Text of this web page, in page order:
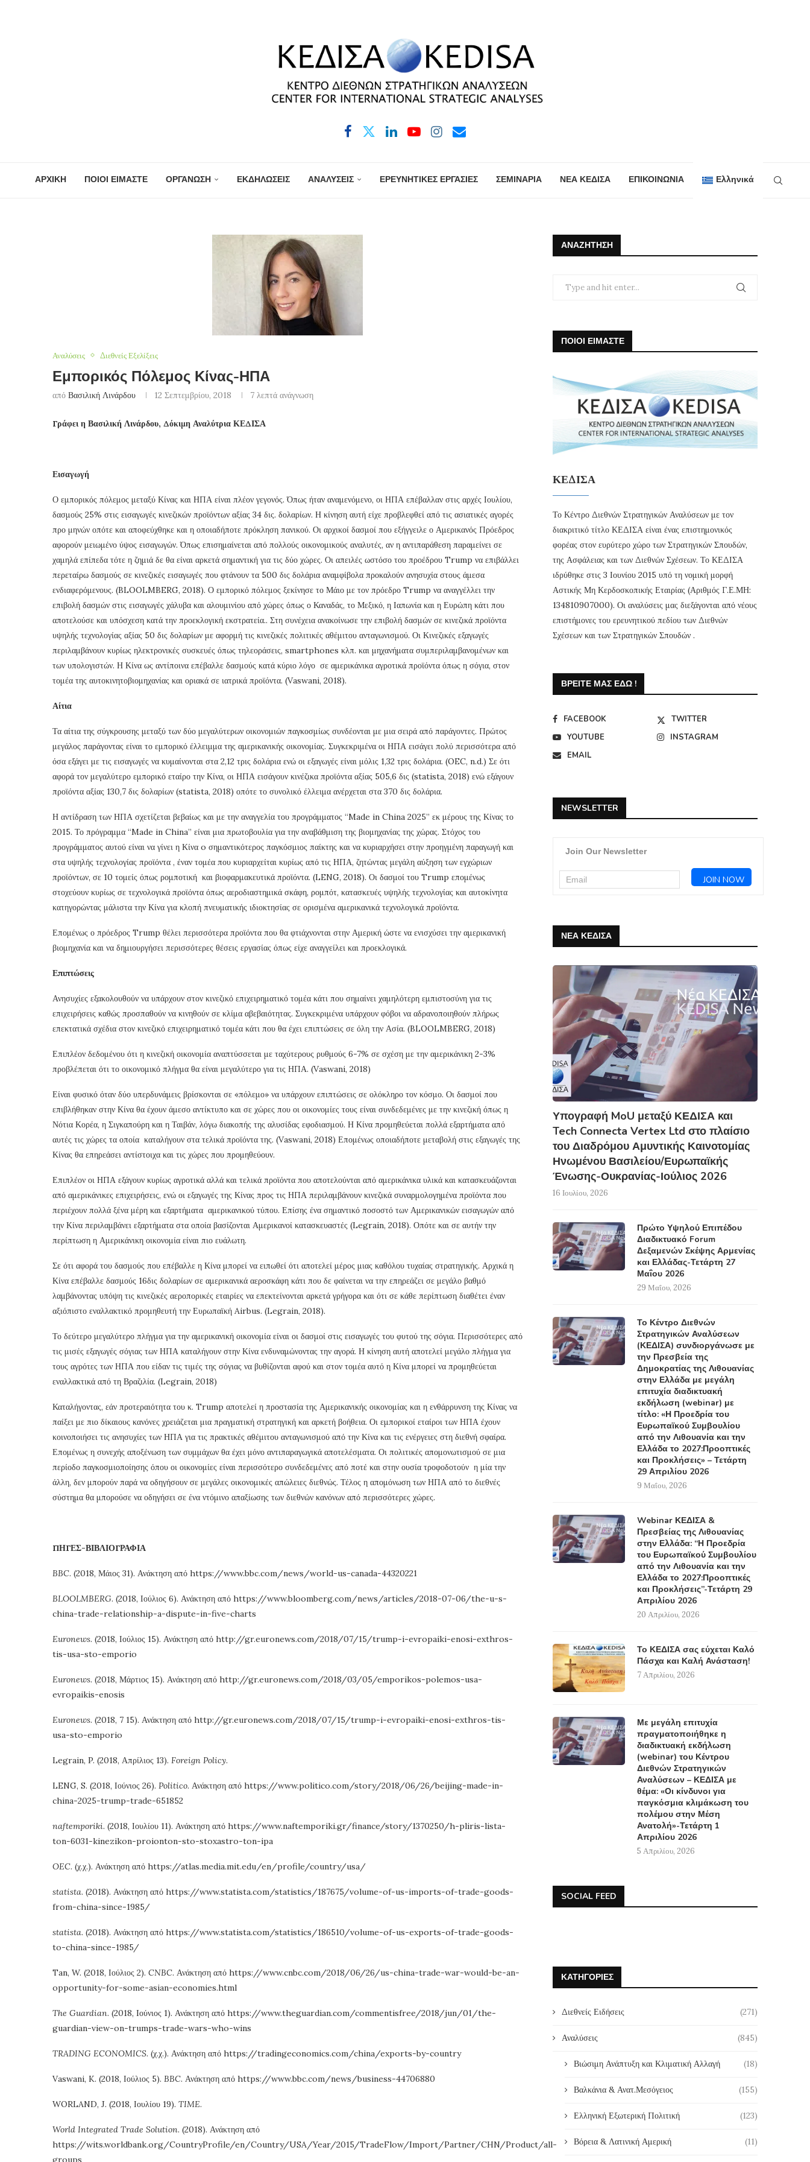
ΑΡΧΙΚΗ ΠΟΙΟΙ ΕΙΜΑΣΤΕ ΟΡΓΑΝΩΣΗ ΕΚΔΗΛΩΣΕΙΣ ΑΝΑΛΥΣΕΙΣ ΕΡΕΥΝΗΤΙΚΕΣ ΕΡΓΑΣΙΕΣ ΣΕΜΙΝΑΡΙΑ ΝΕΑ ΚΕΔΙΣΑ ΕΠΙΚΟΙΝΩΝΙΑ Ελληνικά
Αναλύσεις Διεθνείς Εξελίξεις
Εμπορικός Πόλεμος Κίνας-ΗΠΑ
από Βασιλική Λινάρδου 12 Σεπτεμβρίου, 2018 7 λεπτά ανάγνωση
Γράφει η Βασιλική Λινάρδου, Δόκιμη Αναλύτρια ΚΕΔΙΣΑ
Εισαγωγή
Ο εμπορικός πόλεμος μεταξύ Κίνας και ΗΠΑ είναι πλέον γεγονός. Όπως ήταν αναμενόμενο, οι ΗΠΑ επέβαλλαν στις αρχές Ιουλίου,
δασμούς 25% στις εισαγωγές κινεζικών προϊόντων αξίας 34 δις. δολαρίων. Η κίνηση αυτή είχε προβλεφθεί από τις ασιατικές αγορές
προ μηνών οπότε και αποφεύχθηκε και η οποιαδήποτε πρόκληση πανικού. Οι αρχικοί δασμοί που εξήγγειλε ο Αμερικανός Πρόεδρος
αφορούν μειωμένο ύψος εισαγωγών. Όπως επισημαίνεται από πολλούς οικονομικούς αναλυτές, αν η αντιπαράθεση παραμείνει σε
χαμηλά επίπεδα τότε η ζημιά δε θα είναι αρκετά σημαντική για τις δύο χώρες. Οι απειλές ωστόσο του προέδρου Trump να επιβάλλει
περεταίρω δασμούς σε κινεζικές εισαγωγές που φτάνουν τα 500 δις δολάρια αναμφίβολα προκαλούν ανησυχία στους άμεσα
ενδιαφερόμενους. (BLOOLMBERG, 2018). Ο εμπορικό πόλεμος ξεκίνησε το Μάιο με τον πρόεδρο Trump να αναγγέλλει την
επιβολή δασμών στις εισαγωγές χάλυβα και αλουμινίου από χώρες όπως ο Καναδάς, το Μεξικό, η Ιαπωνία και η Ευρώπη κάτι που
αποτελούσε και υπόσχεση κατά την προεκλογική εκστρατεία.. Στη συνέχεια ανακοίνωσε την επιβολή δασμών σε κινεζικά προϊόντα
υψηλής τεχνολογίας αξίας 50 δις δολαρίων με αφορμή τις κινεζικές πολιτικές αθέμιτου ανταγωνισμού. Οι Κινεζικές εξαγωγές
περιλαμβάνουν κυρίως ηλεκτρονικές συσκευές όπως τηλεοράσεις, smartphones κλπ. και μηχανήματα συμπεριλαμβανομένων και
των υπολογιστών. Η Κίνα ως αντίποινα επέβαλλε δασμούς κατά κύριο λόγο σε αμερικάνικα αγροτικά προϊόντα όπως η σόγια, στον
τομέα της αυτοκινητοβιομηχανίας και οριακά σε ιατρικά προϊόντα. (Vaswani, 2018).
Αίτια
Τα αίτια της σύγκρουσης μεταξύ των δύο μεγαλύτερων οικονομιών παγκοσμίως συνδέονται με μια σειρά από παράγοντες. Πρώτος
μεγάλος παράγοντας είναι το εμπορικό έλλειμμα της αμερικανικής οικονομίας. Συγκεκριμένα οι ΗΠΑ εισάγει πολύ περισσότερα από
όσα εξάγει με τις εισαγωγές να κυμαίνονται στα 2,12 τρις δολάρια ενώ οι εξαγωγές είναι μόλις 1,32 τρις δολάρια. (OEC, n.d.) Σε ότι
αφορά τον μεγαλύτερο εμπορικό εταίρο την Κίνα, οι ΗΠΑ εισάγουν κινέζικα προϊόντα αξίας 505,6 δις (statista, 2018) ενώ εξάγουν
προϊόντα αξίας 130,7 δις δολαρίων (statista, 2018) οπότε το συνολικό έλλειμα ανέρχεται στα 370 δις δολάρια.
Η αντίδραση των ΗΠΑ σχετίζεται βεβαίως και με την αναγγελία του προγράμματος “Made in China 2025” εκ μέρους της Κίνας το
2015. Το πρόγραμμα “Made in China” είναι μια πρωτοβουλία για την αναβάθμιση της βιομηχανίας της χώρας. Στόχος του
προγράμματος αυτού είναι να γίνει η Κίνα o σημαντικότερος παγκόσμιος παίκτης και να κυριαρχήσει στην προηγμένη παραγωγή και
στα υψηλής τεχνολογίας προϊόντα , έναν τομέα που κυριαρχείται κυρίως από τις ΗΠΑ, ζητώντας μεγάλη αύξηση των εγχώριων
προϊόντων, σε 10 τομείς όπως ρομποτική και βιοφαρμακευτικά προϊόντα. (LENG, 2018). Οι δασμοί του Trump επομένως
στοχεύουν κυρίως σε τεχνολογικά προϊόντα όπως αεροδιαστημικά σκάφη, ρομπότ, κατασκευές υψηλής τεχνολογίας και αυτοκίνητα
κατηγορώντας μάλιστα την Κίνα για κλοπή πνευματικής ιδιοκτησίας σε ορισμένα αμερικανικά τεχνολογικά προϊόντα.
Επομένως ο πρόεδρος Trump θέλει περισσότερα προϊόντα που θα φτιάχνονται στην Αμερική ώστε να ενισχύσει την αμερικανική
βιομηχανία και να δημιουργήσει περισσότερες θέσεις εργασίας όπως είχε αναγγείλει και προεκλογικά.
Επιπτώσεις
Ανησυχίες εξακολουθούν να υπάρχουν στον κινεζικό επιχειρηματικό τομέα κάτι που σημαίνει χαμηλότερη εμπιστοσύνη για τις
επιχειρήσεις καθώς προσπαθούν να κινηθούν σε κλίμα αβεβαιότητας. Συγκεκριμένα υπάρχουν φόβοι να αδρανοποιηθούν πλήρως
επεκτατικά σχέδια στον κινεζικό επιχειρηματικό τομέα κάτι που θα έχει επιπτώσεις σε όλη την Ασία. (BLOOLMBERG, 2018)
Επιπλέον δεδομένου ότι η κινεζική οικονομία αναπτύσσεται με ταχύτερους ρυθμούς 6-7% σε σχέση με την αμερικάνικη 2-3%
προβλέπεται ότι το οικονομικό πλήγμα θα είναι μεγαλύτερο για τις ΗΠΑ. (Vaswani, 2018)
Είναι φυσικό όταν δύο υπερδυνάμεις βρίσκονται σε «πόλεμο» να υπάρχουν επιπτώσεις σε ολόκληρο τον κόσμο. Οι δασμοί που
επιβλήθηκαν στην Κίνα θα έχουν άμεσο αντίκτυπο και σε χώρες που οι οικονομίες τους είναι συνδεδεμένες με την κινεζική όπως η
Νότια Κορέα, η Σιγκαπούρη και η Ταιβάν, λόγω διακοπής της αλυσίδας εφοδιασμού. Η Κίνα προμηθεύεται πολλά εξαρτήματα από
αυτές τις χώρες τα οποία καταλήγουν στα τελικά προϊόντα της. (Vaswani, 2018) Επομένως οποιαδήποτε μεταβολή στις εξαγωγές της
Κίνας θα επηρεάσει αντίστοιχα και τις χώρες που προμηθεύουν.
Επιπλέον οι ΗΠΑ εξάγουν κυρίως αγροτικά αλλά και τελικά προϊόντα που αποτελούνται από αμερικάνικα υλικά και κατασκευάζονται
από αμερικάνικες επιχειρήσεις, ενώ οι εξαγωγές της Κίνας προς τις ΗΠΑ περιλαμβάνουν κινεζικά συναρμολογημένα προϊόντα που
περιέχουν πολλά ξένα μέρη και εξαρτήματα αμερικανικού τύπου. Επίσης ένα σημαντικό ποσοστό των Αμερικανικών εισαγωγών από
την Κίνα περιλαμβάνει εξαρτήματα στα οποία βασίζονται Αμερικανοί κατασκευαστές (Legrain, 2018). Οπότε και σε αυτήν την
περίπτωση η Αμερικάνικη οικονομία είναι πιο ευάλωτη.
Σε ότι αφορά του δασμούς που επέβαλλε η Κίνα μπορεί να ειπωθεί ότι αποτελεί μέρος μιας καθόλου τυχαίας στρατηγικής. Αρχικά η
Κίνα επέβαλλε δασμούς 16δις δολαρίων σε αμερικανικά αεροσκάφη κάτι που δε φαίνεται να την επηρεάζει σε μεγάλο βαθμό
λαμβάνοντας υπόψη τις κινεζικές αεροπορικές εταιρίες να επεκτείνονται αρκετά γρήγορα και ότι σε κάθε περίπτωση διαθέτει έναν
αξιόπιστο εναλλακτικό προμηθευτή την Ευρωπαϊκή Airbus. (Legrain, 2018).
Το δεύτερο μεγαλύτερο πλήγμα για την αμερικανική οικονομία είναι οι δασμοί στις εισαγωγές του φυτού της σόγια. Περισσότερες από
τις μισές εξαγωγές σόγιας των ΗΠΑ καταλήγουν στην Κίνα ενδυναμώνοντας την αγορά. Η κίνηση αυτή αποτελεί μεγάλο πλήγμα για
τους αγρότες των ΗΠΑ που είδαν τις τιμές της σόγιας να βυθίζονται αφού και στον τομέα αυτό η Κίνα μπορεί να προμηθεύεται
εναλλακτικά από τη Βραζιλία. (Legrain, 2018)
Καταλήγοντας, εάν προτεραιότητα του κ. Trump αποτελεί η προστασία της Αμερικανικής οικονομίας και η ενθάρρυνση της Κίνας να
παίξει με πιο δίκαιους κανόνες χρειάζεται μια πραγματική στρατηγική και αρκετή βοήθεια. Οι εμπορικοί εταίροι των ΗΠΑ έχουν
κοινοποιήσει τις ανησυχίες των ΗΠΑ για τις πρακτικές αθέμιτου ανταγωνισμού από την Κίνα και τις ενέργειες στη διεθνή σφαίρα.
Επομένως η συνεχής αποξένωση των συμμάχων θα έχει μόνο αντιπαραγωγικά αποτελέσματα. Οι πολιτικές απομονωτισμού σε μια
περίοδο παγκοσμιοποίησης όπου οι οικονομίες είναι περισσότερο συνδεδεμένες από ποτέ και στην ουσία τροφοδοτούν η μία την
άλλη, δεν μπορούν παρά να οδηγήσουν σε μεγάλες οικονομικές απώλειες διεθνώς. Τέλος η απομόνωση των ΗΠΑ από το διεθνές
σύστημα θα μπορούσε να οδηγήσει σε ένα ντόμινο απαξίωσης των διεθνών κανόνων από περισσότερες χώρες.
ΠΗΓΕΣ-ΒΙΒΛΙΟΓΡΑΦΙΑ
BBC. (2018, Μάιος 31). Ανάκτηση από https://www.bbc.com/news/world-us-canada-44320221
BLOOLMBERG. (2018, Ιούλιος 6). Ανάκτηση από https://www.bloomberg.com/news/articles/2018-07-06/the-u-s-
china-trade-relationship-a-dispute-in-five-charts
Euronews. (2018, Ιούλιος 15). Ανάκτηση από http://gr.euronews.com/2018/07/15/trump-i-evropaiki-enosi-exthros-
tis-usa-sto-emporio
Euronews. (2018, Μάρτιος 15). Ανάκτηση από http://gr.euronews.com/2018/03/05/emporikos-polemos-usa-
evropaikis-enosis
Euronews. (2018, 7 15). Ανάκτηση από http://gr.euronews.com/2018/07/15/trump-i-evropaiki-enosi-exthros-tis-
usa-sto-emporio
Legrain, P. (2018, Απρίλιος 13). Foreign Policy.
LENG, S. (2018, Ιούνιος 26). Politico. Ανάκτηση από https://www.politico.com/story/2018/06/26/beijing-made-in-
china-2025-trump-trade-651852
naftemporiki. (2018, Ιουλίου 11). Ανάκτηση από https://www.naftemporiki.gr/finance/story/1370250/h-pliris-lista-
ton-6031-kinezikon-proionton-sto-stoxastro-ton-ipa
OEC. (χ.χ.). Ανάκτηση από https://atlas.media.mit.edu/en/profile/country/usa/
statista. (2018). Ανάκτηση από https://www.statista.com/statistics/187675/volume-of-us-imports-of-trade-goods-
from-china-since-1985/
statista. (2018). Ανάκτηση από https://www.statista.com/statistics/186510/volume-of-us-exports-of-trade-goods-
to-china-since-1985/
Tan, W. (2018, Ιούλιος 2). CNBC. Ανάκτηση από https://www.cnbc.com/2018/06/26/us-china-trade-war-would-be-an-
opportunity-for-some-asian-economies.html
The Guardian. (2018, Iούνιος 1). Ανάκτηση από https://www.theguardian.com/commentisfree/2018/jun/01/the-
guardian-view-on-trumps-trade-wars-who-wins
TRADING ECONOMICS. (χ.χ.). Ανάκτηση από https://tradingeconomics.com/china/exports-by-country
Vaswani, K. (2018, Ιούλιος 5). BBC. Ανάκτηση από https://www.bbc.com/news/business-44706880
WORLAND, J. (2018, Ιουλίου 19). TIME.
World Integrated Trade Solution. (2018). Ανάκτηση από
https://wits.worldbank.org/CountryProfile/en/Country/USA/Year/2015/TradeFlow/Import/Partner/CHN/Product/all-
groups
ΑΝΑΖΉΤΗΣΗ
ΠΟΙΟΙ ΕΙΜΑΣΤΕ
ΚΕΔΙΣΑ
Το Κέντρο Διεθνών Στρατηγικών Αναλύσεων με τον
διακριτικό τίτλο ΚΕΔΙΣΑ είναι ένας επιστημονικός
φορέας στον ευρύτερο χώρο των Στρατηγικών Σπουδών,
της Ασφάλειας και των Διεθνών Σχέσεων. Το ΚΕΔΙΣΑ
ιδρύθηκε στις 3 Ιουνίου 2015 υπό τη νομική μορφή
Αστικής Μη Κερδοσκοπικής Εταιρίας (Αριθμός Γ.Ε.ΜΗ:
134810907000). Οι αναλύσεις μας διεξάγονται από νέους
επιστήμονες του ερευνητικού πεδίου των Διεθνών
Σχέσεων και των Στρατηγικών Σπουδών .
ΒΡΕΊΤΕ ΜΑΣ ΕΔΏ !
FACEBOOK
TWITTER
YOUTUBE
INSTAGRAM
EMAIL
NEWSLETTER
Join Our Newsletter
ΝΕΑ ΚΕΔΙΣΑ
Υπογραφή MoU μεταξύ ΚΕΔΙΣΑ και
Tech Connecta Vertex Ltd στο πλαίσιο
του Διαδρόμου Αμυντικής Καινοτομίας
Ηνωμένου Βασιλείου/Ευρωπαϊκής
Ένωσης-Ουκρανίας-Ιούλιος 2026
16 Ιουλίου, 2026
Πρώτο Υψηλού Επιπέδου
Διαδικτυακό Forum
Δεξαμενών Σκέψης Αρμενίας
και Ελλάδας-Τετάρτη 27
Μαΐου 2026
29 Μαΐου, 2026
Το Κέντρο Διεθνών
Στρατηγικών Αναλύσεων
(ΚΕΔΙΣΑ) συνδιοργάνωσε με
την Πρεσβεία της
Δημοκρατίας της Λιθουανίας
στην Ελλάδα με μεγάλη
επιτυχία διαδικτυακή
εκδήλωση (webinar) με
τίτλο: «Η Προεδρία του
Ευρωπαϊκού Συμβουλίου
από την Λιθουανία και την
Ελλάδα το 2027:Προοπτικές
και Προκλήσεις» – Τετάρτη
29 Απριλίου 2026
9 Μαΐου, 2026
Webinar ΚΕΔΙΣΑ &
Πρεσβείας της Λιθουανίας
στην Ελλάδα: “Η Προεδρία
του Ευρωπαϊκού Συμβουλίου
από την Λιθουανία και την
Ελλάδα το 2027:Προοπτικές
και Προκλήσεις”-Τετάρτη 29
Απριλίου 2026
20 Απριλίου, 2026
Το ΚΕΔΙΣΑ σας εύχεται Καλό
Πάσχα και Καλή Ανάσταση!
7 Απριλίου, 2026
Με μεγάλη επιτυχία
πραγματοποιήθηκε η
διαδικτυακή εκδήλωση
(webinar) του Κέντρου
Διεθνών Στρατηγικών
Αναλύσεων – ΚΕΔΙΣΑ με
θέμα: «Οι κίνδυνοι για
παγκόσμια κλιμάκωση του
πολέμου στην Μέση
Ανατολή»-Τετάρτη 1
Απριλίου 2026
5 Απριλίου, 2026
SOCIAL FEED
ΚΑΤΗΓΟΡΊΕΣ
Διεθνείς Ειδήσεις (271)
Αναλύσεις (845)
Βιώσιμη Ανάπτυξη και Κλιματική Αλλαγή (18)
Βαλκάνια & Ανατ.Μεσόγειος (155)
Ελληνική Εξωτερική Πολιτική (123)
Βόρεια & Λατινική Αμερική (11)